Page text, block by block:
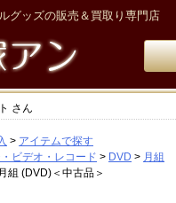
グッズの販売＆買取り専門店
さん
アイテムで探す
ビデオ・レコード
DVD
月組
(DVD)＜中古品＞